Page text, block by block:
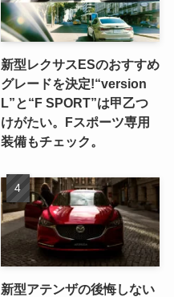
新型レクサスESのおすすめ
グレードを決定!“version
L”と“F SPORT”は甲乙つ
けがたい。Fスポーツ専用
装備もチェック。
新型アテンザの後悔しない